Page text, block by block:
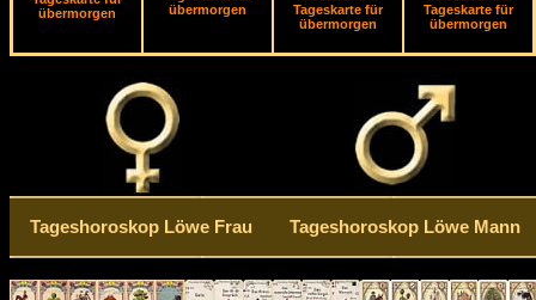
übermorgen
übermorgen
Tageskarte für
übermorgen
Tageskarte für
übermorgen
Tageshoroskop Löwe Frau Tageshoroskop Löwe Mann